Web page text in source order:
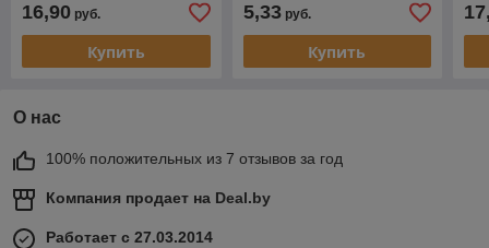
16,90 руб.
Купить
5,33руб.
Купить
О нас
100% положительных из 7 отзывов за год
Компания продает на Deal.by
Работает с 27.03.2014